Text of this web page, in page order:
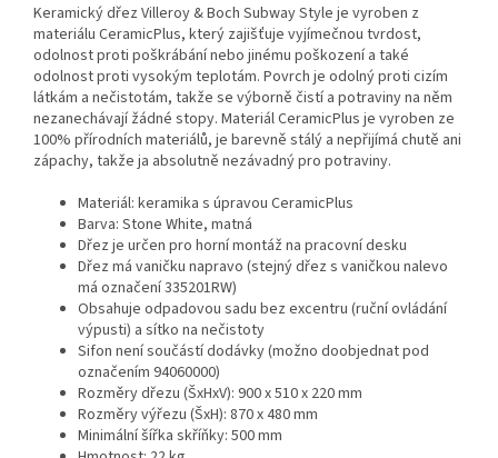
Keramický dřez Villeroy & Boch Subway Style je vyroben z
materiálu CeramicPlus, který zajišťuje vyjímečnou tvrdost,
odolnost proti poškrábání nebo jinému poškození a také
odolnost proti vysokým teplotám. Povrch je odolný proti cizím
látkám a nečistotám, takže se výborně čistí a potraviny na něm
nezanechávají žádné stopy. Materiál CeramicPlus je vyroben ze
100% přírodních materiálů, je barevně stálý a nepřijímá chutě ani
zápachy, takže ja absolutně nezávadný pro potraviny.
Materiál: keramika s úpravou CeramicPlus
Barva: Stone White, matná
Dřez je určen pro horní montáž na pracovní desku
Dřez má vaničku napravo (stejný dřez s vaničkou nalevo
má označení 335201RW)
Obsahuje odpadovou sadu bez excentru (ruční ovládání
výpusti) a sítko na nečistoty
Sifon není součástí dodávky (možno doobjednat pod
označením 94060000)
Rozměry dřezu (ŠxHxV): 900 x 510 x 220 mm
Rozměry výřezu (ŠxH): 870 x 480 mm
Minimální šířka skříňky: 500 mm